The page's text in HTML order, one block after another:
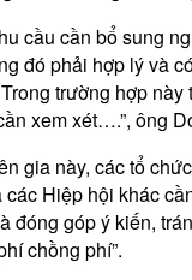
cầu cần bổ sung
đó phải hợp lý và
trường hợp này
xem xét….”, ông
gia này, các tổ
Hiệp hội khác
đóng góp ý kiến,
chồng phí”.